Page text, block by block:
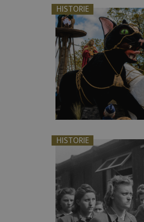
HISTORIE
HISTORIE